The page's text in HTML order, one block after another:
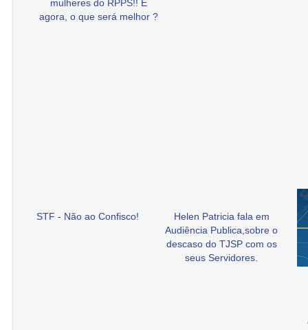
mulheres do RPPS!! E
agora, o que será melhor ?
STF - Não ao Confisco!
Helen Patricia fala em
Audiência Publica,sobre o
descaso do TJSP com os
seus Servidores.